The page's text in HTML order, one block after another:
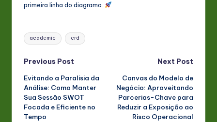
primeira linha do diagrama.
Tags:
academic erd
Post
navigation
Previous Post
Evitando a Paralisia da
Análise: Como Manter
Sua Sessão SWOT
Focada e Eficiente no
Tempo
Next Post
Canvas do Modelo de
Negócio: Aproveitando
Parcerias-Chave para
Reduzir a Exposição ao
Risco Operacional